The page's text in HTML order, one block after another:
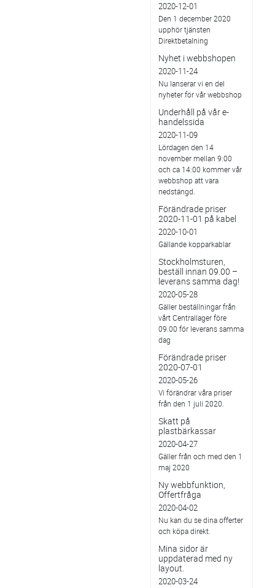
2020-12-01
Den 1 december 2020
upphör tjänsten
Direktbetalning
Nyhet i webbshopen
2020-11-24
Nu lanserar vi en del
nyheter för vår webbshop
Underhåll på vår e-
handelssida
2020-11-09
Lördagen den 14
november mellan 9:00
och ca 14:00 kommer vår
webbshop att vara
nedstängd.
Förändrade priser
2020-11-01 på kabel
2020-10-01
Gällande kopparkablar
Stockholmsturen,
beställ innan 09.00 –
leverans samma dag!
2020-05-28
Gäller beställningar från
vårt Centrallager före
09.00 för leverans samma
dag
Förändrade priser
2020-07-01
2020-05-26
Vi förändrar våra priser
från den 1 juli 2020.
Skatt på
plastbärkassar
2020-04-27
Gäller från och med den 1
maj 2020
Ny webbfunktion,
Offertfråga
2020-04-02
Nu kan du se dina offerter
och köpa direkt.
Mina sidor är
uppdaterad med ny
layout.
2020-03-24